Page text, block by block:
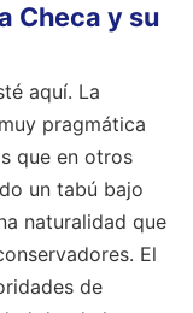
Checa y su
aquí. La
pragmática
que en otros
un tabú bajo
naturalidad que
El
de